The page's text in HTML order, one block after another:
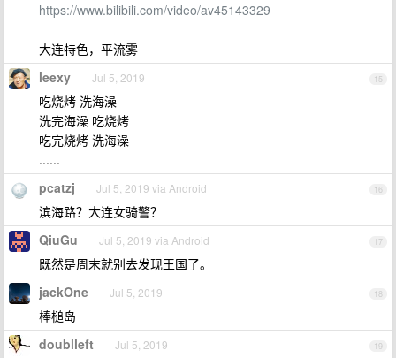
https://www.bilibili.com/video/av45143329
大连特色，平流雾
15
leexy Jul 5, 2019
吃烧烤 洗海澡
洗完海澡 吃烧烤
吃完烧烤 洗海澡
......
16
pcatzj Jul 5, 2019 via Android
滨海路？大连女骑警？
17
QiuGu Jul 5, 2019 via Android
既然是周末就别去发现王国了。
18
jackOne Jul 5, 2019
棒槌岛
19
doublleft Jul 5, 2019